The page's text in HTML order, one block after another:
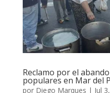
Reclamo por el
populares en Mar del
por Diego Marques | Jul